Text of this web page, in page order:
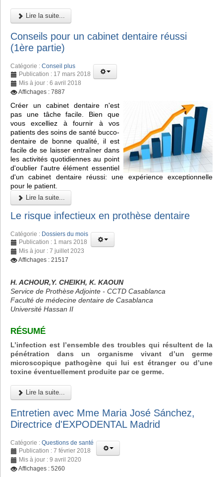
Lire la suite...
Conseils pour un cabinet dentaire réussi
(1ère partie)
Catégorie : Conseil plus
Publication : 17 mars 2018
Mis à jour : 6 avril 2018
Affichages : 7887
Créer un cabinet dentaire n'est
pas une tâche facile. Bien que
vous excelliez à fournir à vos
patients des soins de santé bucco-
dentaire de bonne qualité, il est
facile de se laisser entraîner dans
les activités quotidiennes au point
d'oublier l'autre élément essentiel
d'un cabinet dentaire réussi: une expérience exceptionnelle
pour le patient.
Lire la suite...
Le risque infectieux en prothèse dentaire
Catégorie : Dossiers du mois
Publication : 1 mars 2018
Mis à jour : 7 juillet 2023
Affichages : 21517
H. ACHOUR,Y. CHEIKH, K. KAOUN
Service de Prothèse Adjointe - CCTD Casablanca
Faculté de médecine dentaire de Casablanca
Université Hassan II
RÉSUMÉ
L’infection est l’ensemble des troubles qui résultent de la
pénétration dans un organisme vivant d’un germe
microscopique pathogène qui lui est étranger ou d’une
toxine éventuellement produite par ce germe.
Lire la suite...
Entretien avec Mme Maria José Sánchez,
Directrice d'EXPODENTAL Madrid
Catégorie : Questions de santé
Publication : 7 février 2018
Mis à jour : 9 avril 2020
Affichages : 5260